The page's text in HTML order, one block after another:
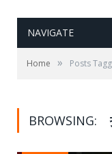
NAVIGATE
Home » Posts
BROWSING: